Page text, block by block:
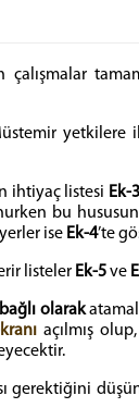
Müstemir
ihtiyaç listesi Ek-3
bu
ise Ek-4’te
listeler Ek-5ve
olarak
açılmış
gerektiğini